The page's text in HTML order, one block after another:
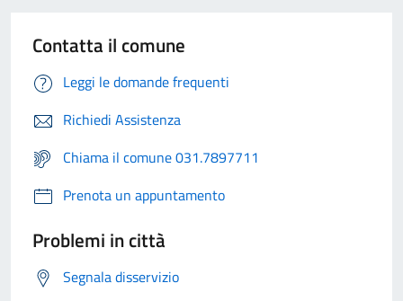
Contatta il comune
Leggi le domande frequenti
Richiedi Assistenza
Chiama il comune 031.7897711
Prenota un appuntamento
Problemi in città
Segnala disservizio